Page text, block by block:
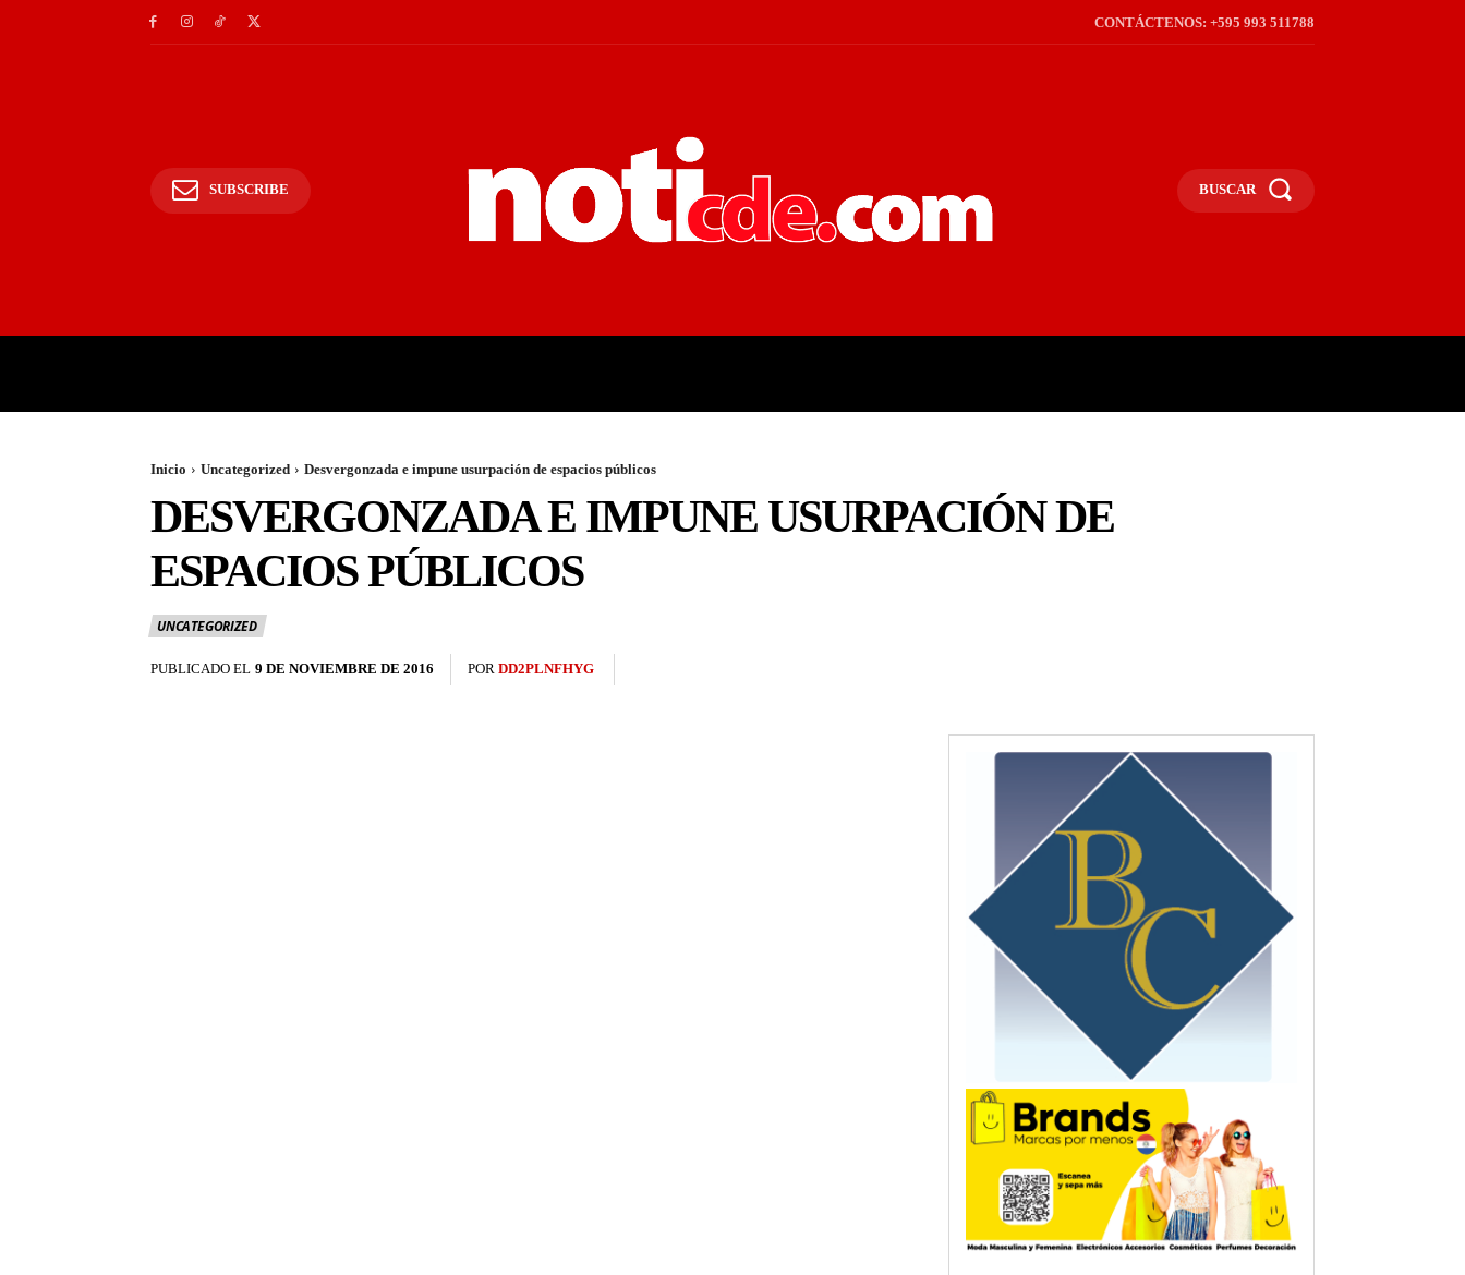
CONTÁCTENOS: +595 993 511788
SUBSCRIBE BUSCAR
Inicio Uncategorized Desvergonzada e impune usurpación de espacios públicos
DESVERGONZADA E IMPUNE USURPACIÓN DE
ESPACIOS PÚBLICOS
UNCATEGORIZED
PUBLICADO EL 9 DE NOVIEMBRE DE 2016 POR DD2PLNFHYG